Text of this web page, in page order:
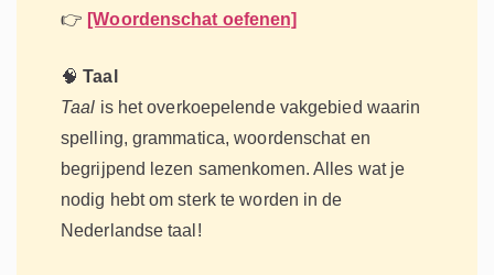
👉 [Woordenschat oefenen]
🧠Taal
Taal is het overkoepelende vakgebied waarin
spelling, grammatica, woordenschat en
begrijpend lezen samenkomen. Alles wat je
nodig hebt om sterk te worden in de
Nederlandse taal!